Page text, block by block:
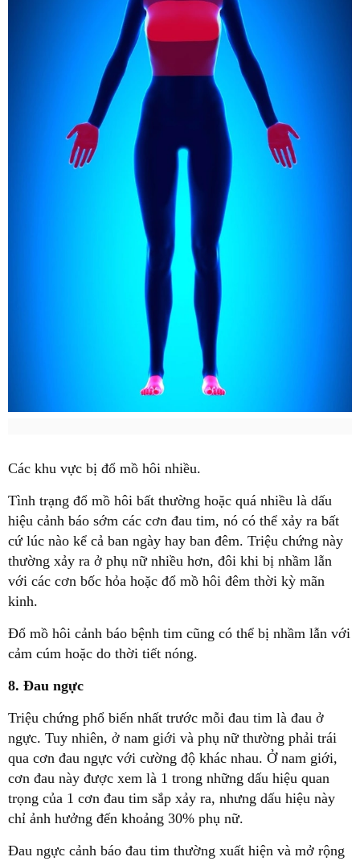
Các khu vực bị đổ mồ hôi nhiều.
Tình trạng đổ mồ hôi bất thường hoặc quá nhiều là dấu
hiệu cảnh báo sớm các cơn đau tim, nó có thể xảy ra bất
cứ lúc nào kể cả ban ngày hay ban đêm. Triệu chứng này
thường xảy ra ở phụ nữ nhiều hơn, đôi khi bị nhầm lẫn
với các cơn bốc hỏa hoặc đổ mồ hôi đêm thời kỳ mãn
kinh.
Đổ mồ hôi cảnh báo bệnh tim cũng có thể bị nhầm lẫn với
cảm cúm hoặc do thời tiết nóng.
8. Đau ngực
Triệu chứng phổ biến nhất trước mỗi đau tim là đau ở
ngực. Tuy nhiên, ở nam giới và phụ nữ thường phải trái
qua cơn đau ngực với cường độ khác nhau. Ở nam giới,
cơn đau này được xem là 1 trong những dấu hiệu quan
trọng của 1 cơn đau tim sắp xảy ra, nhưng dấu hiệu này
chỉ ảnh hưởng đến khoảng 30% phụ nữ.
Đau ngực cảnh báo đau tim thường xuất hiện và mở rộng